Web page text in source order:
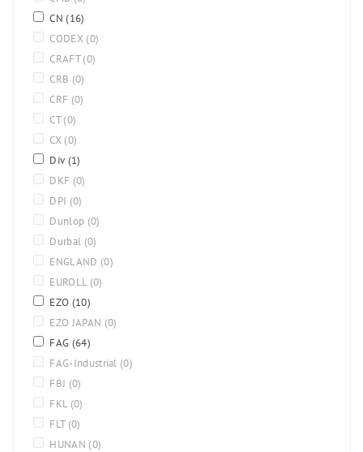
CN(16)
CODEX (0)
CRAFT(0)
CRB (0)
CRF (0)
CT(0)
CX (0)
Div (1)
DKF (0)
DPI (0)
Dunlop (0)
Durbal (0)
ENGLAND (0)
EUROLL (0)
EZO (10)
EZO JAPAN (0)
FAG (64)
FAG-Industrial (0)
FBJ (0)
FKL (0)
FLT (0)
HUNAN (0)